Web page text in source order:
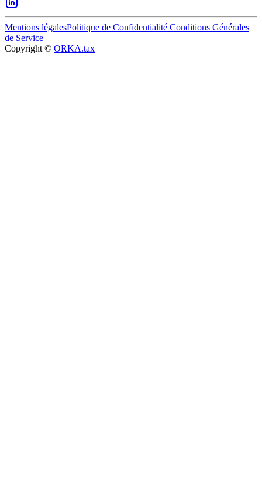
Mentions légalesPolitique de Confidentialité Conditions Générales
de Service
Copyright © ORKA.tax